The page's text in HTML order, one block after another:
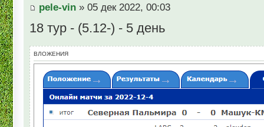
pele-vin » 05 дек 2022, 00:03
18 тур - (5.12-) - 5 день
ВЛОЖЕНИЯ